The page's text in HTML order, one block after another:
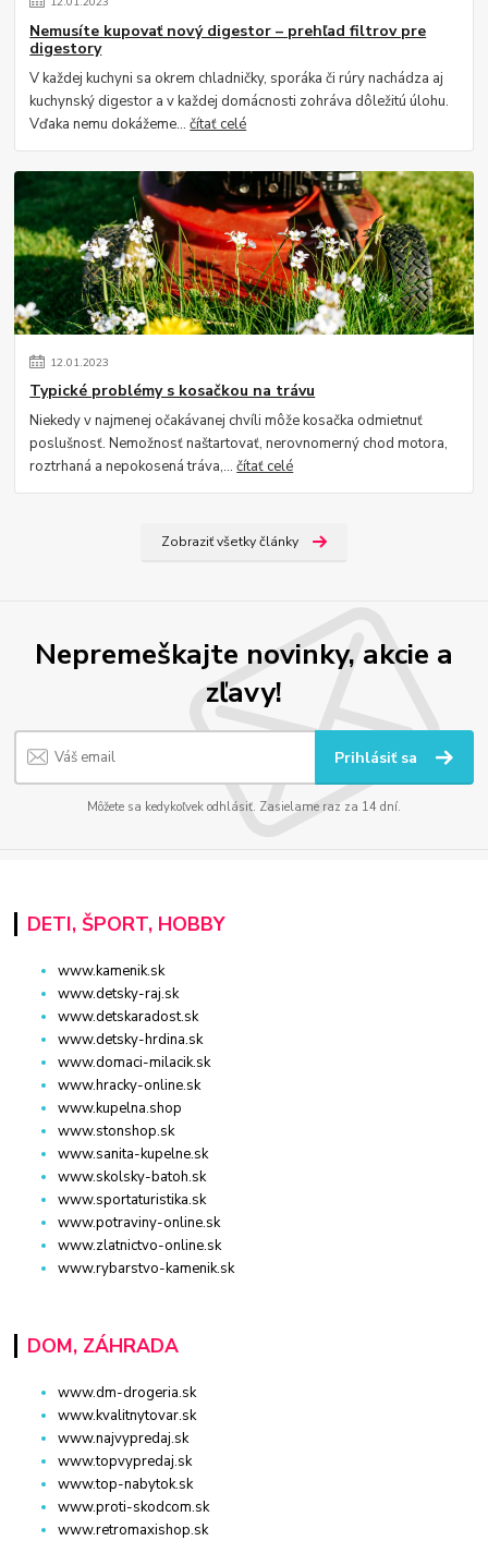
Nemusíte kupovať nový digestor – prehľad filtrov pre
digestory
V každej kuchyni sa okrem chladničky, sporáka či rúry nachádza aj
kuchynský digestor a v každej domácnosti zohráva dôležitú úlohu.
Vďaka nemu dokážeme...čítať celé
12.01.2023
Typické problémy s kosačkou na trávu
Niekedy v najmenej očakávanej chvíli môže kosačka odmietnuť
poslušnosť. Nemožnosť naštartovať, nerovnomerný chod motora,
roztrhaná a nepokosená tráva,...čítať celé
Zobraziť všetky články
Nepremeškajte novinky, akcie a
zľavy!
Prihlásiť sa
Môžete sa kedykoľvek odhlásiť. Zasielame raz za 14 dní.
DETI, ŠPORT, HOBBY
www.kamenik.sk
www.detsky-raj.sk
www.detskaradost.sk
www.detsky-hrdina.sk
www.domaci-milacik.sk
www.hracky-online.sk
www.kupelna.shop
www.stonshop.sk
www.sanita-kupelne.sk
www.skolsky-batoh.sk
www.sportaturistika.sk
www.potraviny-online.sk
www.zlatnictvo-online.sk
www.rybarstvo-kamenik.sk
DOM, ZÁHRADA
www.dm-drogeria.sk
www.kvalitnytovar.sk
www.najvypredaj.sk
www.topvypredaj.sk
www.top-nabytok.sk
www.proti-skodcom.sk
www.retromaxishop.sk